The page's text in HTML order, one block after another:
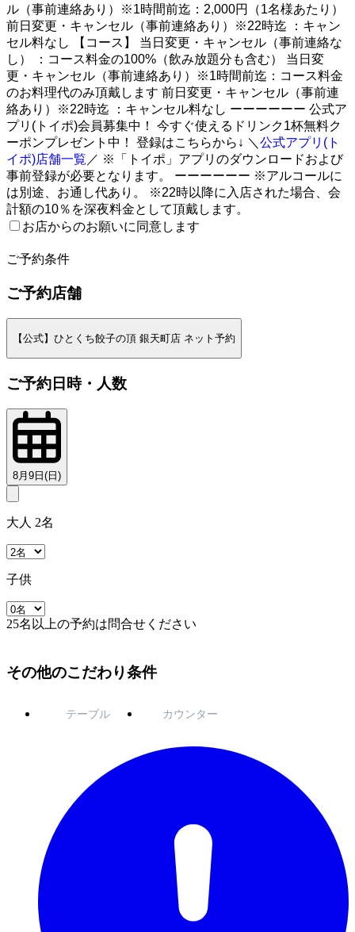
ル（事前連絡あり）※1時間前迄：2,000円（1名様あたり）
前日変更・キャンセル（事前連絡あり）※22時迄 ：キャン
セル料なし 【コース】 当日変更・キャンセル（事前連絡な
し） ：コース料金の100%（飲み放題分も含む） 当日変
更・キャンセル（事前連絡あり）※1時間前迄：コース料金
のお料理代のみ頂戴します 前日変更・キャンセル（事前連
絡あり）※22時迄 ：キャンセル料なし ーーーーーー 公式ア
プリ(トイポ)会員募集中！ 今すぐ使えるドリンク1杯無料ク
ーポンプレゼント中！ 登録はこちらから↓ ＼ 公式アプリ(ト
イポ)店舗一覧 ／ ※「トイポ」アプリのダウンロードおよび
事前登録が必要となります。 ーーーーーー ※アルコールに
は別途、お通し代あり。 ※22時以降に入店された場合、会
計額の10％を深夜料金として頂戴します。
お店からのお願いに同意します
ご予約条件
ご予約店舗
【公式】ひとくち餃子の頂 銀天町店 ネット予約
ご予約日時・人数
8月9日(日)
大人 2名
子供
25名以上の予約は問合せください
その他のこだわり条件
テーブル カウンター